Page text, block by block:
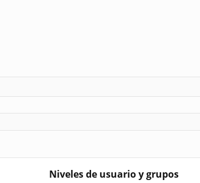
Niveles de usuario y grupos